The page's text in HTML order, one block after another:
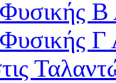
Β
Γ